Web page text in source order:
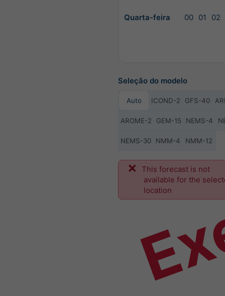
Quarta-feira 00 01 02
Seleção do modelo
Auto ICOND-2 GFS-40
AROME-2 GEM-15 NEMS-4
NEMS-30 NMM-4 NMM-12
This forecast is not
available for the
location